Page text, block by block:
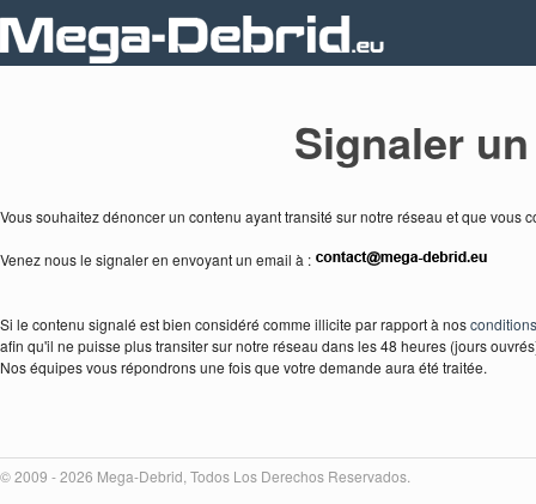
Signaler
Vous souhaitez dénoncer un contenu ayant transité sur notre réseau et que vous
Venez nous le signaler en envoyant un email à :
Si le contenu signalé est bien considéré comme illicite par rapport à nos
afin qu'il ne puisse plus transiter sur notre réseau dans les 48 heures (jours
Nos équipes vous répondrons une fois que votre demande aura été traitée.
© 2009 - 2026 Mega-Debrid, Todos Los Derechos Reservados.